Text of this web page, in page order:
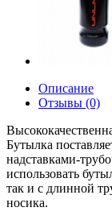
Описание
Отзывы (0)
Бутылка
надставками-
использовать
так и с длинной
носика.